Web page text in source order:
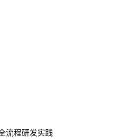
流程研发实践